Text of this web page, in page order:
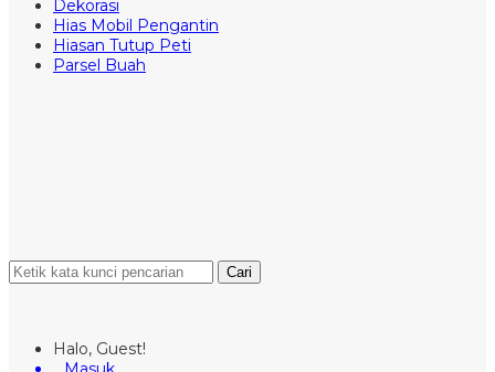
Dekorasi
Hias Mobil Pengantin
Hiasan Tutup Peti
Parsel Buah
Cari
Halo, Guest!